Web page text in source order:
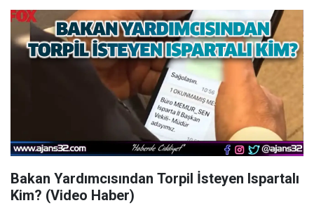
Bakan Yardımcısından Torpil İsteyen Ispartalı
Kim? (Video Haber)